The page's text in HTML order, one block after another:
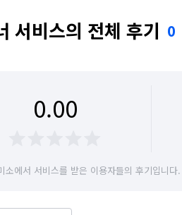
서비스의 전체 후기 0
0.00
소에서 서비스를 받은 이용자들의 후기입니다.